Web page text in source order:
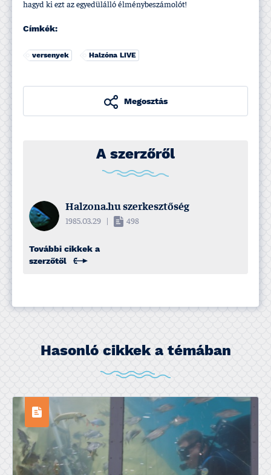
hagyd ki ezt az egyedülálló élménybeszámolót!
Címkék:
versenyek Halzóna LIVE
Megosztás
A szerzőről
Halzona.hu szerkesztőség
1985.03.29 498
További cikkek a
szerzőtől
Hasonló cikkek a témában